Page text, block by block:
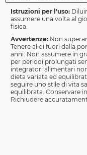
Istruzioni per l'uso:
assumere una volta al
fisica.
Avvertenze: Non
Tenere al di fuori dalla
anni. Non assumere in
per periodi prolungati
integratori alimentari
dieta variata ed
seguire uno stile di vita
equilibrata. Conservare
Richiudere